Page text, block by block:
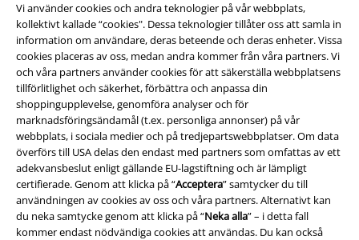
Vi använder cookies och andra teknologier på vår webbplats,
kollektivt kallade “cookies". Dessa teknologier tillåter oss att samla in
information om användare, deras beteende och deras enheter. Vissa
cookies placeras av oss, medan andra kommer från våra partners. Vi
och våra partners använder cookies för att säkerställa webbplatsens
tillförlitlighet och säkerhet, förbättra och anpassa din
shoppingupplevelse, genomföra analyser och för
marknadsföringsändamål (t.ex. personliga annonser) på vår
webbplats, i sociala medier och på tredjepartswebbplatser. Om data
överförs till USA delas den endast med partners som omfattas av ett
adekvansbeslut enligt gällande EU-lagstiftning och är lämpligt
certifierade. Genom att klicka på “Acceptera” samtycker du till
användningen av cookies av oss och våra partners. Alternativt kan
du neka samtycke genom att klicka på “Neka alla” – i detta fall
kommer endast nödvändiga cookies att användas. Du kan också
EMP-appen
Ladda ner EMP-appen nu och ta del av många fördelar!
A Warner Music Group Company